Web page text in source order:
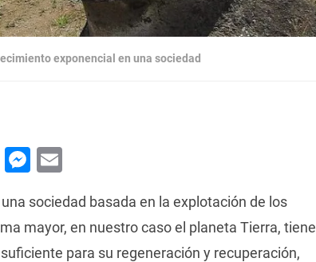
exponencial en una sociedad
Messenger
Email
sociedad basada en la explotación de los
mayor, en nuestro caso el planeta Tierra, tiene
para su regeneración y recuperación,